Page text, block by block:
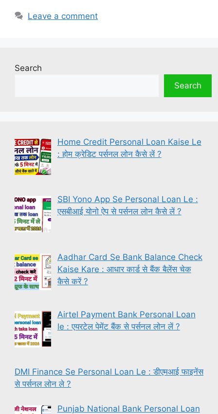
Leave a comment
Search
Search
Home Credit Personal Loan Kaise Le
: होम क्रेडिट पर्सनल लोन कैसे लें ?
SBI Yono App Se Personal Loan Le :
एसबीआई योनो ऐप से पर्सनल लोन कैसे लें ?
Aadhar Card Se Bank Balance Check
Kaise Kare : आधार कार्ड से बैंक बैलेंस चेक
कैसे करें ?
Airtel Payment Bank Personal Loan
le : एयरटेल पेमेंट बैंक से पर्सनल लोन लें ?
DMI Finance Se Personal Loan Le : डीएमआई फाइनेंस
से पर्सनल लोन ले ?
Punjab National Bank Personal Loan